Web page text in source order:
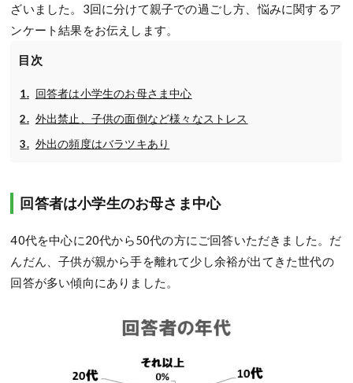
ざいました。3回に分けて親子での過ごし方、悩みに関するア
ンケート結果をお伝えします。
目次
回答者は小学生のお母さま中心
外出禁止、子供の面倒など様々なストレス
外出の頻度はバラツキあり
回答者は小学生のお母さま中心
40代を中心に20代から50代の方にご回答いただきました。だ
んだん、子供が親から手を離れて少し余裕が出てきた世代の
回答が多い傾向にありました。